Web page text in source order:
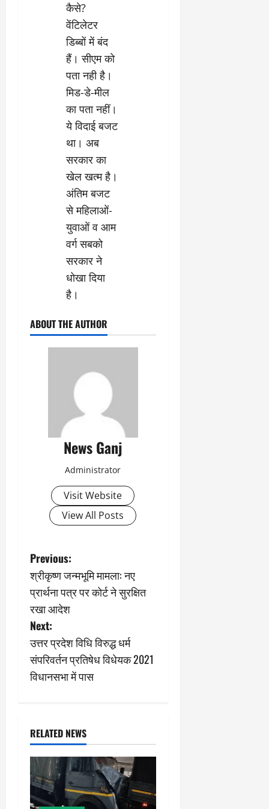
कैसे?
वेंटिलेटर
डिब्बों में बंद
हैं। सीएम को
पता नही है।
मिड-डे-मील
का पता नहीं।
ये विदाई बजट
था। अब
सरकार का
खेल खत्म है।
अंतिम बजट
से महिलाओं-
युवाओं व आम
वर्ग सबको
सरकार ने
धोखा दिया
है।
ABOUT THE AUTHOR
News Ganj
Administrator
Visit Website
View All Posts
P
o
s
t
n
a
i
g
a
Previous:
श्रीकृष्ण जन्मभूमि मामला: नए
प्रार्थना पत्र पर कोर्ट ने सुरक्षित
रखा आदेश
Next:
उत्तर प्रदेश विधि विरुद्ध धर्म
संपरिवर्तन प्रतिषेध विधेयक 2021
विधानसभा में पास
RELATED NEWS